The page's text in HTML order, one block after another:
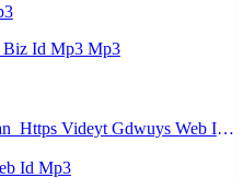
Biz Id Mp3 Mp3
K3po C3k Pr0f1l Realjejey Ni Kan ᅟᅟᅟᅟᅟᅟᅟᅟᅟᅟᅟᅟᅟᅟᅟᅟᅟᅟᅟᅟᅟᅟᅟᅟᅟᅟᅟᅟᅟᅟᅟᅟ Https Videyt Gdwuys Web Idᅟᅟᅟᅟᅟᅟᅟᅟᅟᅟᅟᅟᅟᅟᅟᅟᅟᅟᅟᅟᅟᅟᅟᅟᅟᅟᅟᅟᅟᅟᅟᅟ ᅠ ᅠ ᅠ ᅠ ᅠ ᅠ ᅠ ᅠ ᅠ ᅠ ᅠ ᅠ ᅠ ᅠ ᅠ ᅠ ᅠ ᅠ ᅠ ᅠ ᅠ ᅠ ᅠ ᅠ ᅠ ᅠ ᅠ ᅠ ᅠ ᅠ ᅠ ᅠ Mp3
Id Mp3